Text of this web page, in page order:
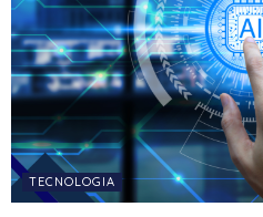
TECNOLOGIA